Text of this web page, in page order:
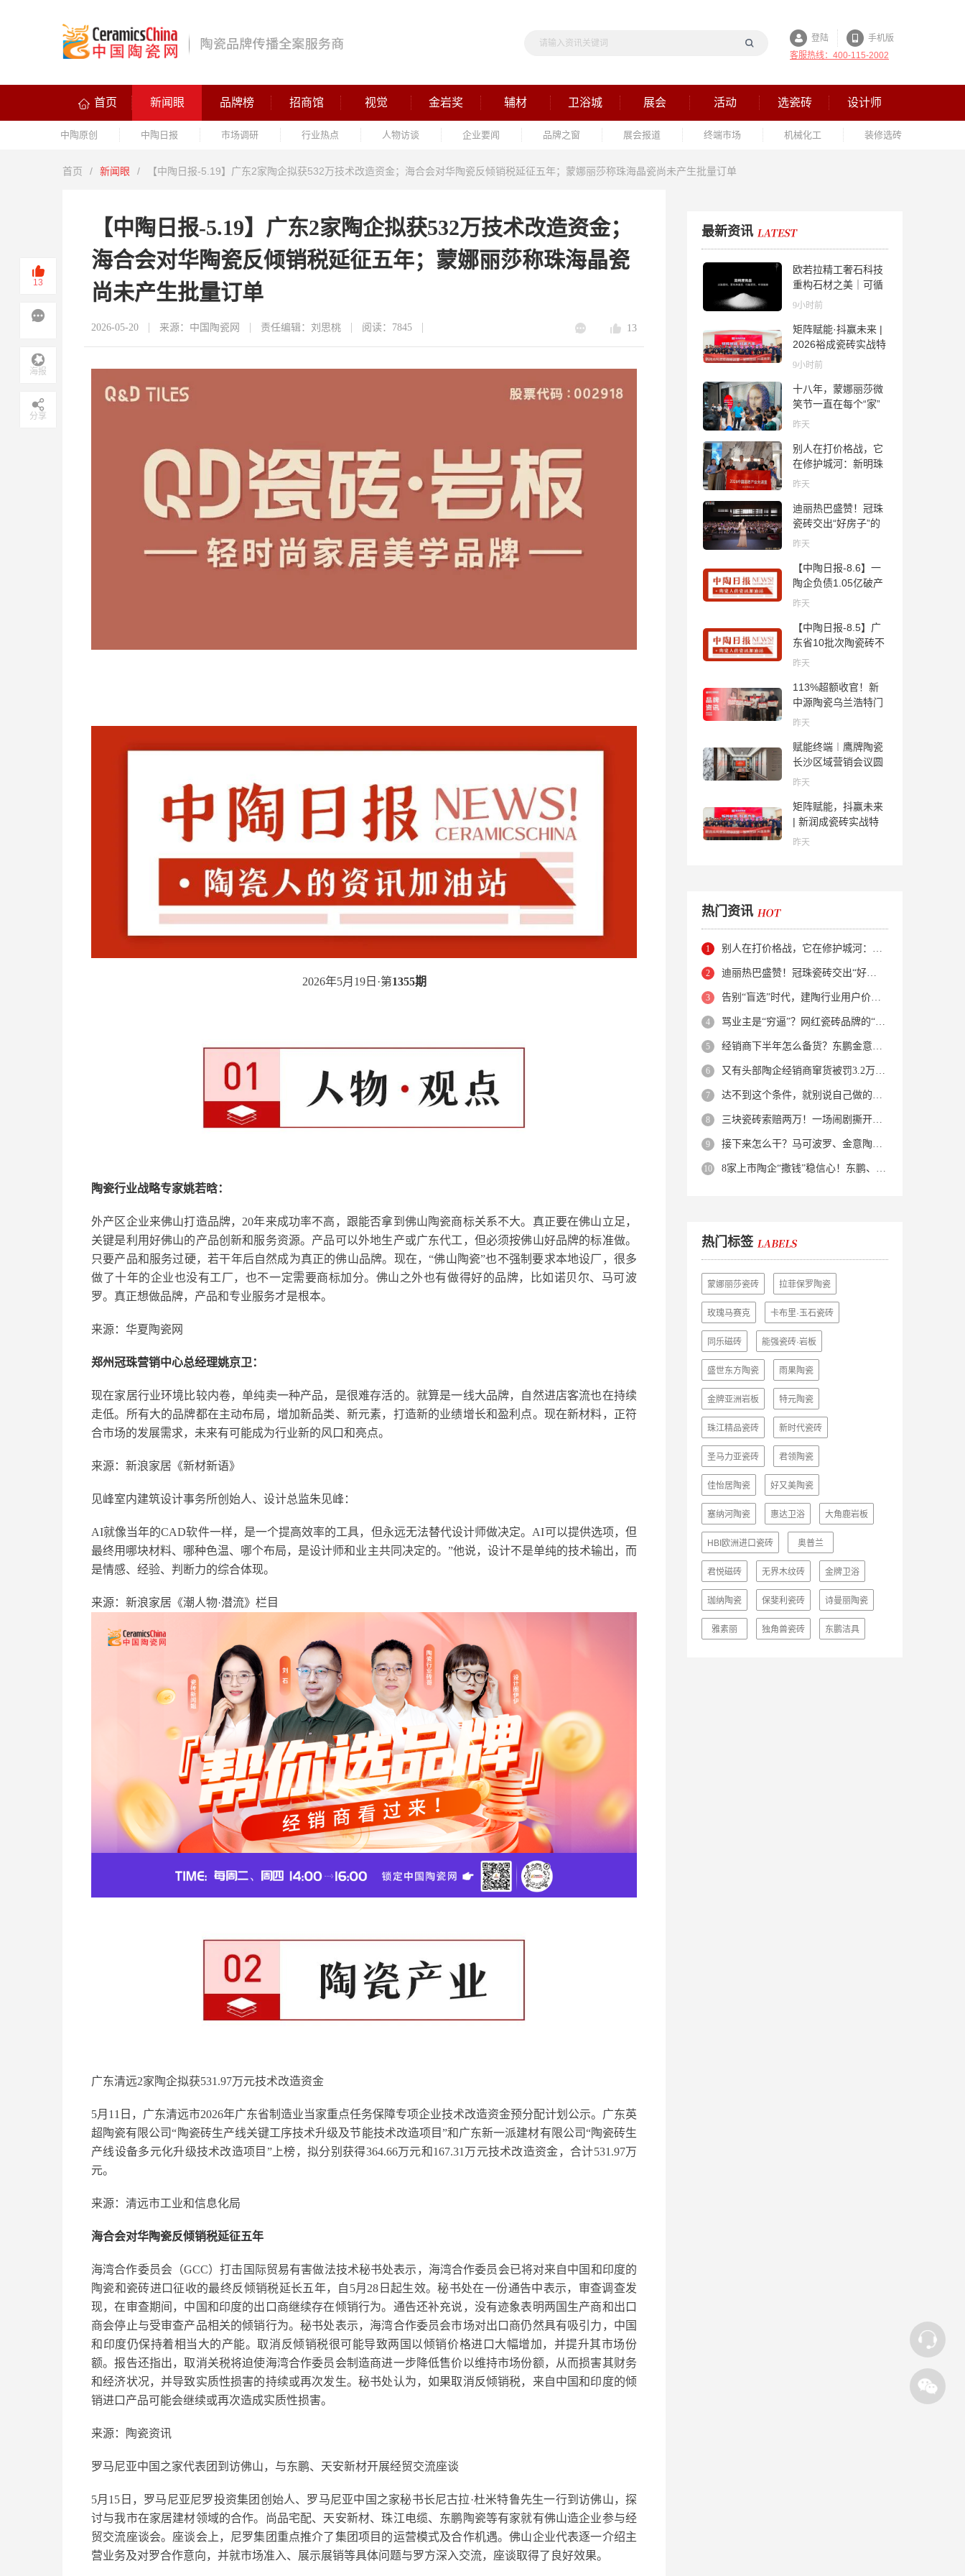
登陆
手机版
客服热线：400-115-2002
首页 新闻眼 品牌榜 招商馆 视觉 金岩奖 辅材 卫浴城 展会 活动 选瓷砖 设计师
中陶原创 中陶日报 市场调研 行业热点 人物访谈 企业要闻 品牌之窗 展会报道 终端市场 机械化工 装修选砖
首页 / 新闻眼 / 【中陶日报-5.19】广东2家陶企拟获532万技术改造资金；海合会对华陶瓷反倾销税延征五年；蒙娜丽莎称珠海晶瓷尚未产生批量订单
【中陶日报-5.19】广东2家陶企拟获532万技术改造资金；
海合会对华陶瓷反倾销税延征五年；蒙娜丽莎称珠海晶瓷
尚未产生批量订单
2026-05-20 来源：中国陶瓷网 责任编辑：刘思桃 阅读：7845 13
2026年5月19日·第1355期
陶瓷行业战略专家姚若晗：
外产区企业来佛山打造品牌，20年来成功率不高，跟能否拿到佛山陶瓷商标关系不大。真正要在佛山立足，
关键是利用好佛山的产品创新和服务资源。产品可以外地生产或广东代工，但必须按佛山好品牌的标准做。
只要产品和服务过硬，若干年后自然成为真正的佛山品牌。现在，“佛山陶瓷”也不强制要求本地设厂，很多
做了十年的企业也没有工厂，也不一定需要商标加分。佛山之外也有做得好的品牌，比如诺贝尔、马可波
罗。真正想做品牌，产品和专业服务才是根本。
来源：华夏陶瓷网
郑州冠珠营销中心总经理姚京卫：
现在家居行业环境比较内卷，单纯卖一种产品，是很难存活的。就算是一线大品牌，自然进店客流也在持续
走低。所有大的品牌都在主动布局，增加新品类、新元素，打造新的业绩增长和盈利点。现在新材料，正符
合市场的发展需求，未来有可能成为行业新的风口和亮点。
来源：新浪家居《新材新语》
见峰室内建筑设计事务所创始人、设计总监朱见峰：
AI就像当年的CAD软件一样，是一个提高效率的工具，但永远无法替代设计师做决定。AI可以提供选项，但
最终用哪块材料、哪种色温、哪个布局，是设计师和业主共同决定的。”他说，设计不是单纯的技术输出，而
是情感、经验、判断力的综合体现。
来源：新浪家居《潮人物·潜流》栏目
广东清远2家陶企拟获531.97万元技术改造资金
5月11日，广东清远市2026年广东省制造业当家重点任务保障专项企业技术改造资金预分配计划公示。广东英
超陶瓷有限公司“陶瓷砖生产线关键工序技术升级及节能技术改造项目”和广东新一派建材有限公司“陶瓷砖生
产线设备多元化升级技术改造项目”上榜，拟分别获得364.66万元和167.31万元技术改造资金，合计531.97万
元。
来源：清远市工业和信息化局
海合会对华陶瓷反倾销税延征五年
海湾合作委员会（GCC）打击国际贸易有害做法技术秘书处表示，海湾合作委员会已将对来自中国和印度的
陶瓷和瓷砖进口征收的最终反倾销税延长五年，自5月28日起生效。秘书处在一份通告中表示，审查调查发
现，在审查期间，中国和印度的出口商继续存在倾销行为。通告还补充说，没有迹象表明两国生产商和出口
商会停止与受审查产品相关的倾销行为。秘书处表示，海湾合作委员会市场对出口商仍然具有吸引力，中国
和印度仍保持着相当大的产能。取消反倾销税很可能导致两国以倾销价格进口大幅增加，并提升其市场份
额。报告还指出，取消关税将迫使海湾合作委员会制造商进一步降低售价以维持市场份额，从而损害其财务
和经济状况，并导致实质性损害的持续或再次发生。秘书处认为，如果取消反倾销税，来自中国和印度的倾
销进口产品可能会继续或再次造成实质性损害。
来源：陶瓷资讯
罗马尼亚中国之家代表团到访佛山，与东鹏、天安新材开展经贸交流座谈
5月15日，罗马尼亚尼罗投资集团创始人、罗马尼亚中国之家秘书长尼古拉·杜米特鲁先生一行到访佛山，探
讨与我市在家居建材领域的合作。尚品宅配、天安新材、珠江电缆、东鹏陶瓷等有家就有佛山造企业参与经
贸交流座谈会。座谈会上，尼罗集团重点推介了集团项目的运营模式及合作机遇。佛山企业代表逐一介绍主
营业务及对罗合作意向，并就市场准入、展示展销等具体问题与罗方深入交流，座谈取得了良好效果。
最新资讯
欧若拉精工奢石科技
重构石材之美｜可循
环高纯度微晶，重新
9小时前
矩阵赋能·抖赢未来 |
2026裕成瓷砖实战特
训营圆满收官
9小时前
十八年，蒙娜丽莎微
笑节一直在每个“家”
的故事里
昨天
别人在打价格战，它
在修护城河：新明珠
岩板的逆势密码
昨天
迪丽热巴盛赞！冠珠
瓷砖交出“好房子”的
标准答卷
昨天
【中陶日报-8.6】一
陶企负债1.05亿破产
清算；东鹏拟延长基
开展建陶行业能效领
跑者企业推荐工作
昨天
【中陶日报-8.5】广
东省10批次陶瓷砖不
合格；科达购买特福
过；蒙娜丽莎5千万
回购股份；建霖家居
海外产能突破18亿元
昨天
113%超额收官！新
中源陶瓷乌兰浩特门
店周年活动圆满落幕
昨天
赋能终端︱鹰牌陶瓷
长沙区域营销会议圆
满举行，共探渠道拓
昨天
矩阵赋能，抖赢未来
| 新润成瓷砖实战特
训营成功举办，吹响
昨天
热门资讯
别人在打价格战，它在修护城河：新明珠岩板的逆势密码
迪丽热巴盛赞！冠珠瓷砖交出“好房子”的标准答卷
告别“盲选”时代，建陶行业用户价值正在被改写！
骂业主是“穷逼”？网红瓷砖品牌的“真实面目”被揭开了！
经销商下半年怎么备货？东鹏金意陶马可波罗等10大品牌集体亮剑
又有头部陶企经销商窜货被罚3.2万！品牌区域保护岌岌可危？
达不到这个条件，就别说自己做的是质感砖！
三块瓷砖索赔两万！一场闹剧撕开了装修“碰瓷”的遮羞布
接下来怎么干？马可波罗、金意陶、蒙娜丽莎、箭牌、欧神诺、宏宇…
8家上市陶企“撒钱”稳信心！东鹏、蒙娜丽莎等启动回购增持
热门标签
蒙娜丽莎瓷砖 拉菲保罗陶瓷
玫瑰马赛克 卡布里·玉石瓷砖
同乐磁砖 能强瓷砖·岩板
盛世东方陶瓷 雨果陶瓷
金牌亚洲岩板 特元陶瓷
珠江精品瓷砖 新时代瓷砖
圣马力亚瓷砖 君领陶瓷
佳怡居陶瓷 好又美陶瓷
塞纳河陶瓷 惠达卫浴 大角鹿岩板
HBI欧洲进口瓷砖 奥普兰
君悦磁砖 无界木纹砖 金牌卫浴
珈纳陶瓷 保斐利瓷砖 诗曼丽陶瓷
雅素丽 独角兽瓷砖 东鹏洁具
13
海报
分享